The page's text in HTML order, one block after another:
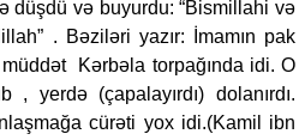
düşdü və buyurdu: “Bismillahi və
. Bəziləri yazır: İmamın pak
Kərbəla torpağında idi. O
, yerdə (çapalayırdı) dolanırdı.
cürəti yox idi.(Kamil ibn